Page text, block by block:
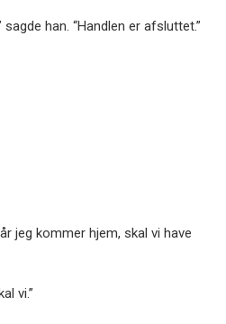
sagde han. “Handlen er afsluttet.”
jeg kommer hjem, skal vi have
vi.”